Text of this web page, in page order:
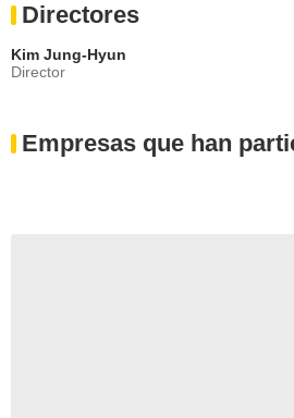
Directores
Kim Jung-Hyun
Director
Empresas que han